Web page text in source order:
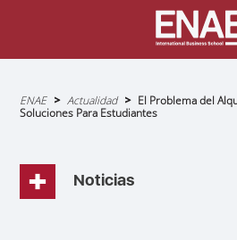
Sobrescribir
enlaces
de
navegación
ENAE Actualidad
El Problema del
Soluciones Para Estudiantes
Noticias